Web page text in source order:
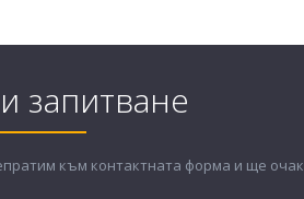
запитване
към контактната форма и ще